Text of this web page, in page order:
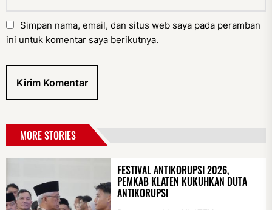
Simpan nama, email, dan situs web saya pada peramban
ini untuk komentar saya berikutnya.
MORE STORIES
FESTIVAL ANTIKORUPSI 2026,
PEMKAB KLATEN KUKUHKAN DUTA
ANTIKORUPSI